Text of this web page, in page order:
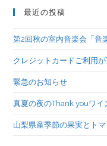
最近の投稿
第2回秋の室内音楽会「音
クレジットカードご利用が
緊急のお知らせ
真夏の夜のThank youワイ
山梨県産季節の果実とトマ